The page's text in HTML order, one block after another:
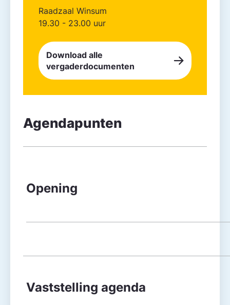
Raadzaal Winsum
19.30 - 23.00 uur
Download alle
vergaderdocumenten
Agendapunten
Opening
Vaststelling agenda